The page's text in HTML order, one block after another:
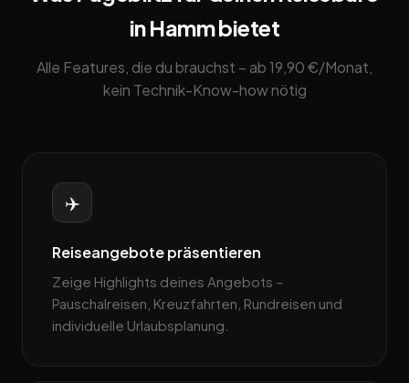
in Hamm bietet
Alle Features, die du brauchst – ab 19,90 €/Monat,
kein Technik-Know-how nötig
✈️
Reiseangebote präsentieren
Zeige Highlights deines Angebots –
Pauschalreisen, Kreuzfahrten, Rundreisen und
individuelle Urlaubsplanung.